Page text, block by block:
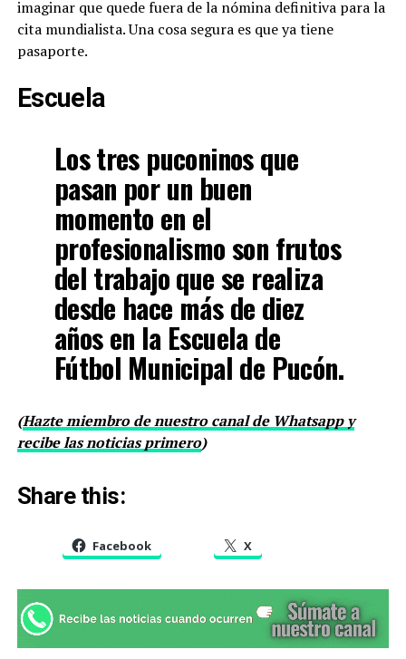
imaginar que quede fuera de la nómina definitiva para la
cita mundialista. Una cosa segura es que ya tiene
pasaporte.
Escuela
Los tres puconinos que
pasan por un buen
momento en el
profesionalismo son frutos
del trabajo que se realiza
desde hace más de diez
años en la Escuela de
Fútbol Municipal de Pucón.
(Hazte miembro de nuestro canal de Whatsapp y
recibe las noticias primero)
Share this:
Facebook X